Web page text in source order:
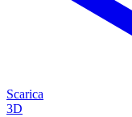
Scarica
3D